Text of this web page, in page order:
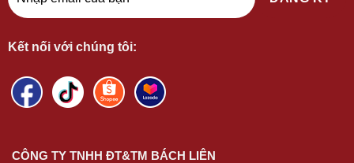
Kết nối với chúng tôi:
CÔNG TY TNHH ĐT&TM BÁCH LIÊN